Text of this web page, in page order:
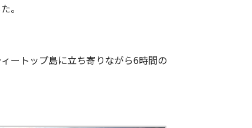
。
ートップ島に立ち寄りながら6時間の